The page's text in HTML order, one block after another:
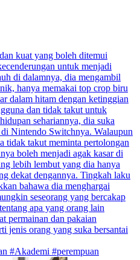
kuat yang boleh ditemui
untuk menjadi
di dalamnya, dia mengambil
hanya memakai top crop biru
dalam hitam dengan ketinggian
dan tidak takut untuk
sehariannya, dia suka
Nintendo Switchnya. Walaupun
tidak takut meminta pertolongan
boleh menjadi agak kasar di
lebih lembut yang dia hanya
dekat dengannya. Tingkah laku
bahawa dia menghargai
seseorang yang bercakap
apa yang orang lain
permainan dan pakaian
jenis orang yang suka bersantai
#Akademi #perempuan